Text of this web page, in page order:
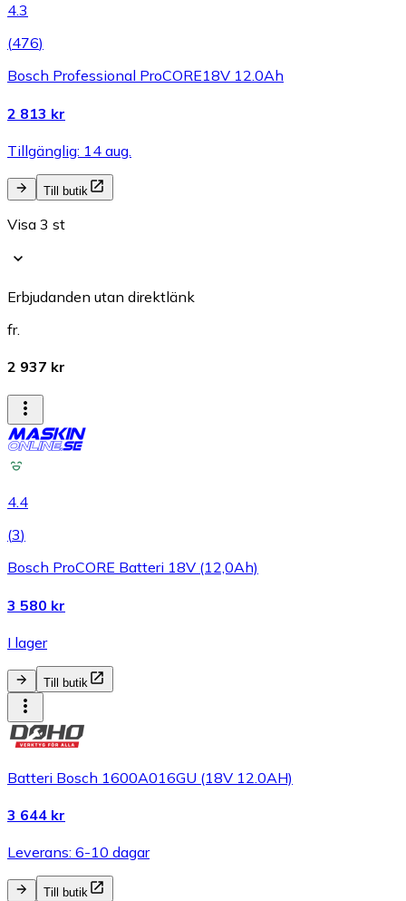
4.3
(476)
Bosch Professional ProCORE18V 12.0Ah
2 813 kr
Tillgänglig: 14 aug.
Till butik
Visa 3 st
Erbjudanden utan direktlänk
fr.
2 937 kr
4.4
(3)
Bosch ProCORE Batteri 18V (12,0Ah)
3 580 kr
I lager
Till butik
Batteri Bosch 1600A016GU (18V 12.0AH)
3 644 kr
Leverans: 6-10 dagar
Till butik